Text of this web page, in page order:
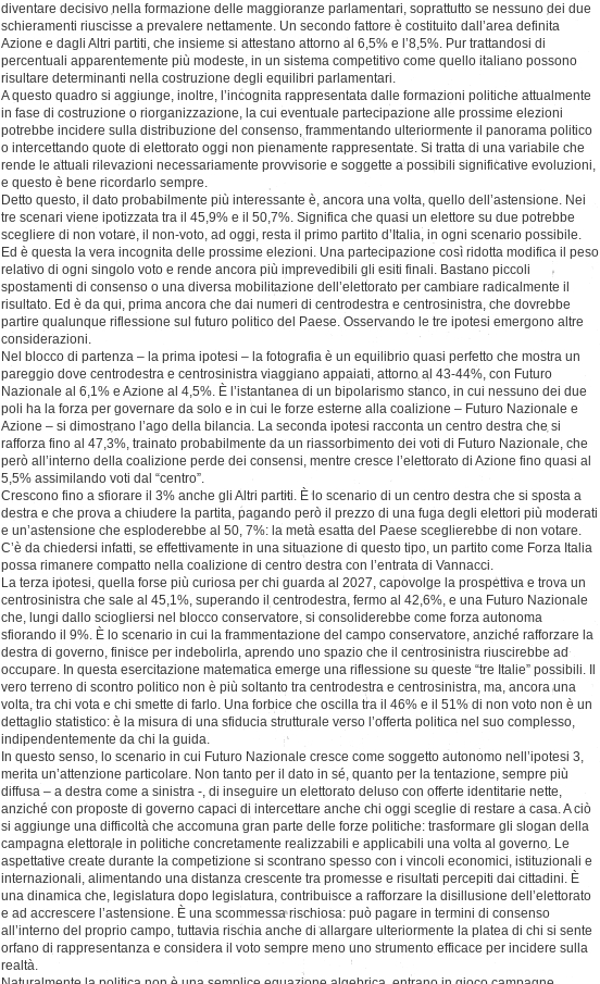
diventare decisivo nella formazione delle maggioranze parlamentari, soprattutto se nessuno dei due
schieramenti riuscisse a prevalere nettamente. Un secondo fattore è costituito dall’area definita
Azione e dagli Altri partiti, che insieme si attestano attorno al 6,5% e l’8,5%. Pur trattandosi di
percentuali apparentemente più modeste, in un sistema competitivo come quello italiano possono
risultare determinanti nella costruzione degli equilibri parlamentari.
A questo quadro si aggiunge, inoltre, l’incognita rappresentata dalle formazioni politiche attualmente
in fase di costruzione o riorganizzazione, la cui eventuale partecipazione alle prossime elezioni
potrebbe incidere sulla distribuzione del consenso, frammentando ulteriormente il panorama politico
o intercettando quote di elettorato oggi non pienamente rappresentate. Si tratta di una variabile che
rende le attuali rilevazioni necessariamente provvisorie e soggette a possibili significative evoluzioni,
e questo è bene ricordarlo sempre.
Detto questo, il dato probabilmente più interessante è, ancora una volta, quello dell’astensione. Nei
tre scenari viene ipotizzata tra il 45,9% e il 50,7%. Significa che quasi un elettore su due potrebbe
scegliere di non votare, il non-voto, ad oggi, resta il primo partito d’Italia, in ogni scenario possibile.
Ed è questa la vera incognita delle prossime elezioni. Una partecipazione così ridotta modifica il peso
relativo di ogni singolo voto e rende ancora più imprevedibili gli esiti finali. Bastano piccoli
spostamenti di consenso o una diversa mobilitazione dell’elettorato per cambiare radicalmente il
risultato. Ed è da qui, prima ancora che dai numeri di centrodestra e centrosinistra, che dovrebbe
partire qualunque riflessione sul futuro politico del Paese. Osservando le tre ipotesi emergono altre
considerazioni.
Nel blocco di partenza – la prima ipotesi – la fotografia è un equilibrio quasi perfetto che mostra un
pareggio dove centrodestra e centrosinistra viaggiano appaiati, attorno al 43-44%, con Futuro
Nazionale al 6,1% e Azione al 4,5%. È l’istantanea di un bipolarismo stanco, in cui nessuno dei due
poli ha la forza per governare da solo e in cui le forze esterne alla coalizione – Futuro Nazionale e
Azione – si dimostrano l’ago della bilancia. La seconda ipotesi racconta un centro destra che si
rafforza fino al 47,3%, trainato probabilmente da un riassorbimento dei voti di Futuro Nazionale, che
però all’interno della coalizione perde dei consensi, mentre cresce l’elettorato di Azione fino quasi al
5,5% assimilando voti dal “centro”.
Crescono fino a sfiorare il 3% anche gli Altri partiti. È lo scenario di un centro destra che si sposta a
destra e che prova a chiudere la partita, pagando però il prezzo di una fuga degli elettori più moderati
e un’astensione che esploderebbe al 50, 7%: la metà esatta del Paese sceglierebbe di non votare.
C’è da chiedersi infatti, se effettivamente in una situazione di questo tipo, un partito come Forza Italia
possa rimanere compatto nella coalizione di centro destra con l’entrata di Vannacci.
La terza ipotesi, quella forse più curiosa per chi guarda al 2027, capovolge la prospettiva e trova un
centrosinistra che sale al 45,1%, superando il centrodestra, fermo al 42,6%, e una Futuro Nazionale
che, lungi dallo sciogliersi nel blocco conservatore, si consoliderebbe come forza autonoma
sfiorando il 9%. È lo scenario in cui la frammentazione del campo conservatore, anziché rafforzare la
destra di governo, finisce per indebolirla, aprendo uno spazio che il centrosinistra riuscirebbe ad
occupare. In questa esercitazione matematica emerge una riflessione su queste “tre Italie” possibili. Il
vero terreno di scontro politico non è più soltanto tra centrodestra e centrosinistra, ma, ancora una
volta, tra chi vota e chi smette di farlo. Una forbice che oscilla tra il 46% e il 51% di non voto non è un
dettaglio statistico: è la misura di una sfiducia strutturale verso l’offerta politica nel suo complesso,
indipendentemente da chi la guida.
In questo senso, lo scenario in cui Futuro Nazionale cresce come soggetto autonomo nell’ipotesi 3,
merita un’attenzione particolare. Non tanto per il dato in sé, quanto per la tentazione, sempre più
diffusa – a destra come a sinistra -, di inseguire un elettorato deluso con offerte identitarie nette,
anziché con proposte di governo capaci di intercettare anche chi oggi sceglie di restare a casa. A ciò
si aggiunge una difficoltà che accomuna gran parte delle forze politiche: trasformare gli slogan della
campagna elettorale in politiche concretamente realizzabili e applicabili una volta al governo. Le
aspettative create durante la competizione si scontrano spesso con i vincoli economici, istituzionali e
internazionali, alimentando una distanza crescente tra promesse e risultati percepiti dai cittadini. È
una dinamica che, legislatura dopo legislatura, contribuisce a rafforzare la disillusione dell’elettorato
e ad accrescere l’astensione. È una scommessa rischiosa: può pagare in termini di consenso
all’interno del proprio campo, tuttavia rischia anche di allargare ulteriormente la platea di chi si sente
orfano di rappresentanza e considera il voto sempre meno uno strumento efficace per incidere sulla
realtà.